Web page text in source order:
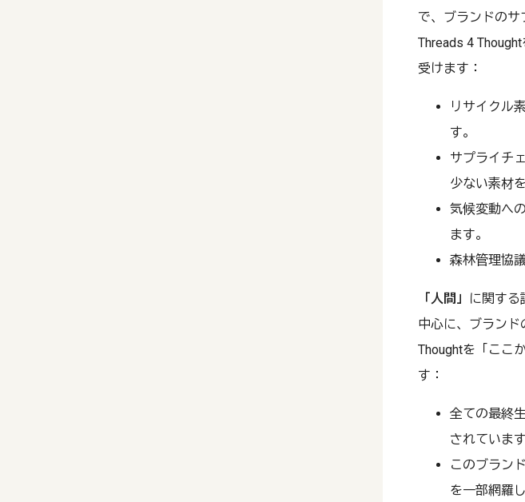
で、ブランドのサ
Threads 4
受けます：
リサイクル
す。
サプライチ
少ない素材
気候変動へ
ます。
森林管理協
「人間」
に関す
中心に、ブラン
Thoughtを「ここ
す：
全ての最終
されています
このブラン
を一部網羅